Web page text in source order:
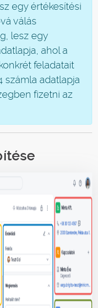
egy értékesítési
válás
lesz egy
ahol a
feladatait
számla adatlapja
fizetni az